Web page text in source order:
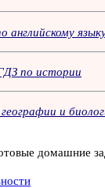
английскому
по истории
и
домашние